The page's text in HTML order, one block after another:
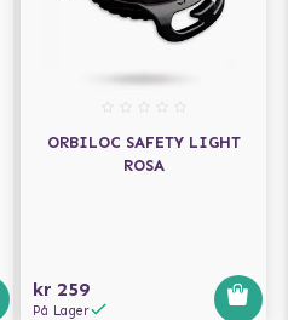
ORBILOC SAFETY LIGHT
ROSA
kr 259
På Lager